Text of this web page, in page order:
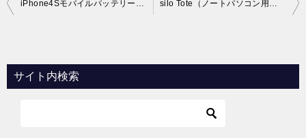
ビ
ゲ
サイト内検索